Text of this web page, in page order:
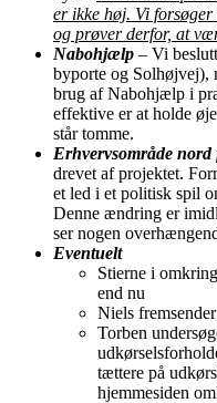
er ikke høj. Vi
og prøver derfor, at
Nabohjælp – Vi
byporte og Solhøjvej),
brug af Nabohjælp i
effektive er at holde
står tomme.
Erhvervsområde nord
drevet af projektet.
et led i et politisk spil
Denne ændring er
ser nogen
Eventuelt
Stierne i
end nu
Niels
Torben
tættere på
hjemmesiden